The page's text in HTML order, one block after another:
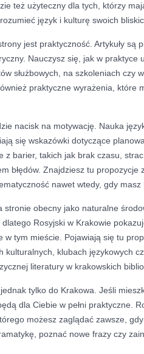
też użyteczny dla tych, którzy
język i kulturę swoich
jest praktyczność. Artykuły są
Nauczysz się, jak w praktyce
służbowych, na szkoleniach czy
praktyczne wyrażenia, które
nacisk na motywację. Nauka
się wskazówki dotyczące
z barier, takich jak brak czasu,
błędów. Znajdziesz tu propozycje
nawet wtedy, gdy
stronie obecny jako naturalne
Rosyjski w Krakowie
w tym mieście. Pojawiają się tu
kulturalnych, klubach językowych
literatury w krakowskich
tylko do Krakowa. Jeśli
dla Ciebie w pełni praktyczne.
możesz zaglądać zawsze,
poznać nowe frazy czy